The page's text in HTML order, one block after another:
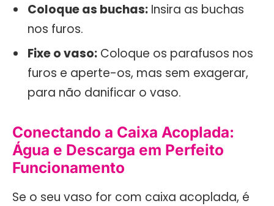
Coloque as buchas: Insira as buchas
nos furos.
Fixe o vaso: Coloque os parafusos nos
furos e aperte-os, mas sem exagerar,
para não danificar o vaso.
Conectando a Caixa Acoplada:
Água e Descarga em Perfeito
Funcionamento
Se o seu vaso for com caixa acoplada, é